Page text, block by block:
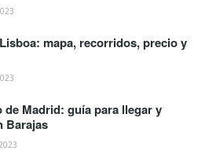
mapa, recorridos, precio y
de Madrid: guía para llegar y
Barajas